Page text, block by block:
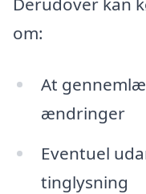
om:
At
ændringer
Eventuel
tinglysning